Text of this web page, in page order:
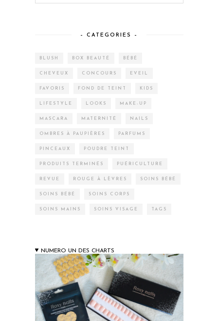
– CATEGORIES –
BLUSH BOX BEAUTÉ BÉBÉ
CHEVEUX CONCOURS EVEIL
FAVORIS FOND DE TEINT KIDS
LIFESTYLE LOOKS MAKE-UP
MASCARA MATERNITÉ NAILS
OMBRES À PAUPIÈRES PARFUMS
PINCEAUX POUDRE TEINT
PRODUITS TERMINÉS PUÉRICULTURE
REVUE ROUGE À LÈVRES SOINS BÉBÉ
SOINS BÉBÉ SOINS CORPS
SOINS MAINS SOINS VISAGE TAGS
NUMERO UN DES CHARTS